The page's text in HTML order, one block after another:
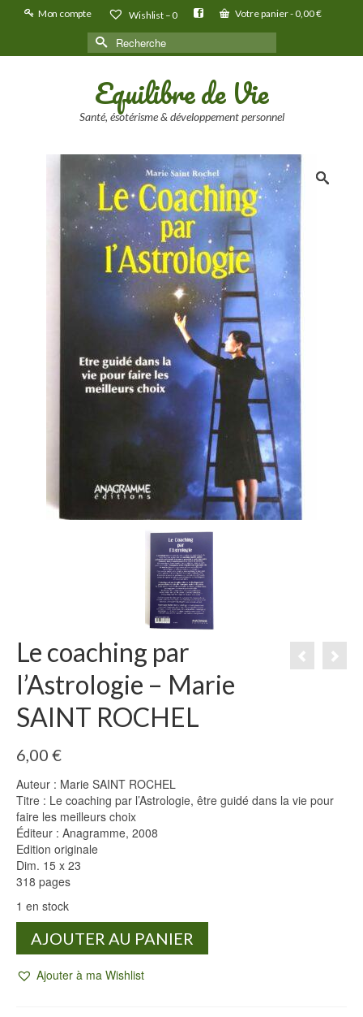
Mon compte Wishlist –0 Votre panier-0,00€
Rechercher :
Equilibre de Vie
Santé, ésotérisme & développement personnel
Le coaching par
l’Astrologie – Marie
SAINT ROCHEL
6,00 €
Auteur : Marie SAINT ROCHEL
Titre : Le coaching par l’Astrologie, être guidé dans la vie pour
faire les meilleurs choix
Éditeur : Anagramme, 2008
Edition originale
Dim. 15 x 23
318 pages
1 en stock
quantité
coaching
AJOUTER AU PANIER
Ajouter à ma Wishlist